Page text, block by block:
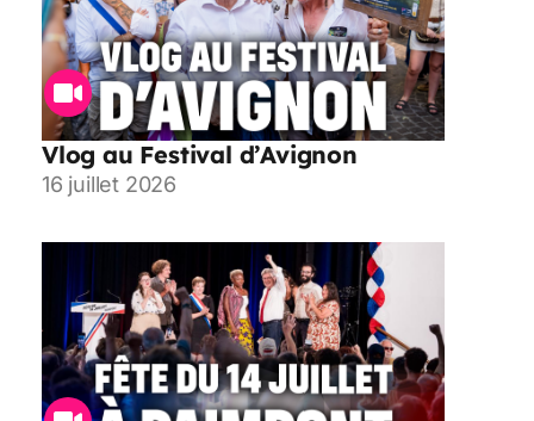
Vlog au Festival d’Avignon
16 juillet 2026